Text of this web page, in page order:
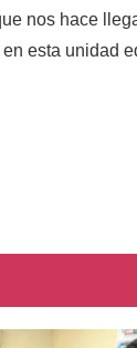
nos hace
esta unidad